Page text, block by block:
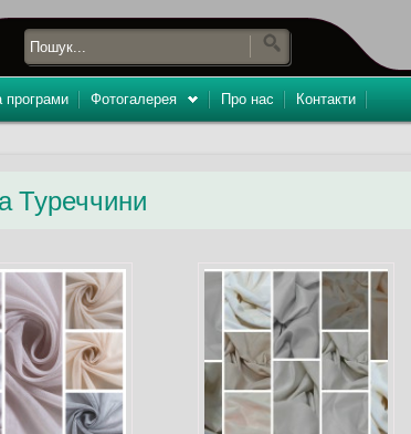
програми Фотогалерея Про нас Контакти
Туреччини